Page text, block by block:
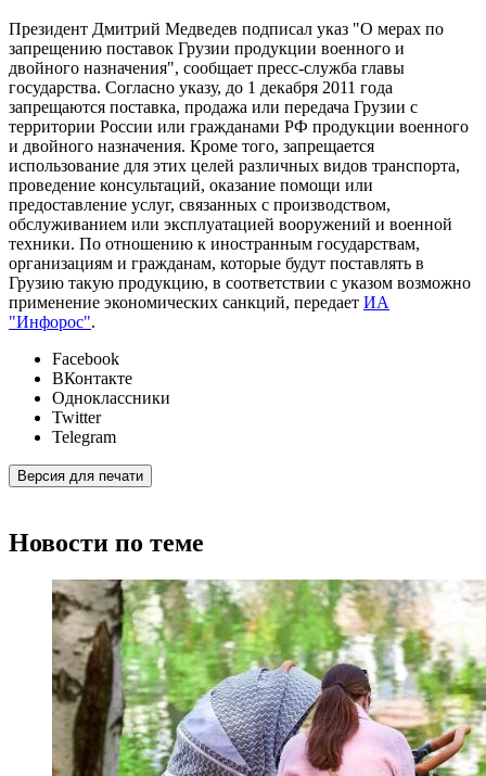
Президент Дмитрий Медведев подписал указ "О мерах по
запрещению поставок Грузии продукции военного и
двойного назначения", сообщает пресс-служба главы
государства. Согласно указу, до 1 декабря 2011 года
запрещаются поставка, продажа или передача Грузии с
территории России или гражданами РФ продукции военного
и двойного назначения. Кроме того, запрещается
использование для этих целей различных видов транспорта,
проведение консультаций, оказание помощи или
предоставление услуг, связанных с производством,
обслуживанием или эксплуатацией вооружений и военной
техники. По отношению к иностранным государствам,
организациям и гражданам, которые будут поставлять в
Грузию такую продукцию, в соответствии с указом возможно
применение экономических санкций, передает ИА
"Инфорос".
Facebook
ВКонтакте
Одноклассники
Twitter
Telegram
Версия для печати
Новости по теме